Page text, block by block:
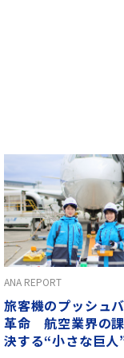
旅客機のプッシュ
革命 航空業界の
決する“小さな巨人
ANA REPORT